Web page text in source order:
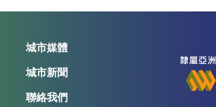
城市媒體
城市新聞
聯絡我們